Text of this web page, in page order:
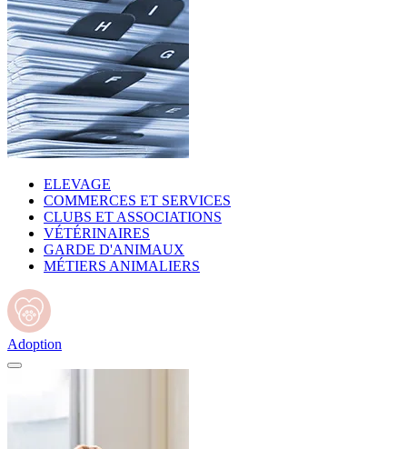
ELEVAGE
COMMERCES ET SERVICES
CLUBS ET ASSOCIATIONS
VÉTÉRINAIRES
GARDE D'ANIMAUX
MÉTIERS ANIMALIERS
Adoption